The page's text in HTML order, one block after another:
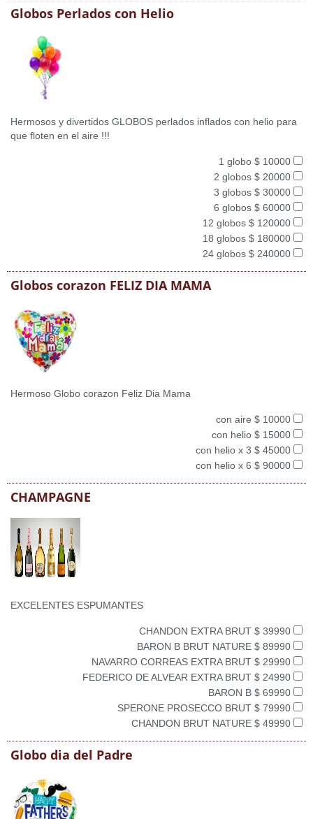
Globos Perlados con Helio
Hermosos y divertidos GLOBOS perlados inflados con helio para
que floten en el aire !!!
1 globo $ 10000
2 globos $ 20000
3 globos $ 30000
6 globos $ 60000
12 globos $ 120000
18 globos $ 180000
24 globos $ 240000
Globos corazon FELIZ DIA MAMA
Hermoso Globo corazon Feliz Dia Mama
con aire $ 10000
con helio $ 15000
con helio x 3 $ 45000
con helio x 6 $ 90000
CHAMPAGNE
EXCELENTES ESPUMANTES
CHANDON EXTRA BRUT $ 39990
BARON B BRUT NATURE $ 89990
NAVARRO CORREAS EXTRA BRUT $ 29990
FEDERICO DE ALVEAR EXTRA BRUT $ 24990
BARON B $ 69990
SPERONE PROSECCO BRUT $ 79990
CHANDON BRUT NATURE $ 49990
Globo dia del Padre